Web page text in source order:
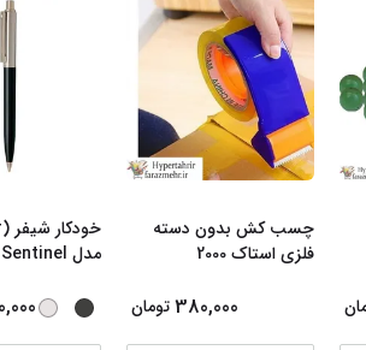
چسب کش بدون دسته
فلزی استاک 2000
380,000 تومان
مدل Sentinel رن